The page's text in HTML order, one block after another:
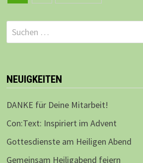
Suchen
nach:
NEUIGKEITEN
DANKE für Deine Mitarbeit!
Con:Text: Inspiriert im Advent
Gottesdienste am Heiligen Abend
Gemeinsam Heiligabend feiern